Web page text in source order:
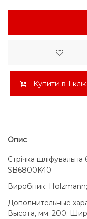
Купити в 1 клік
Опис
Стрічка
SB6800K40
Виробник: Holzmann;
Дополнительные
Высота, мм: 200;